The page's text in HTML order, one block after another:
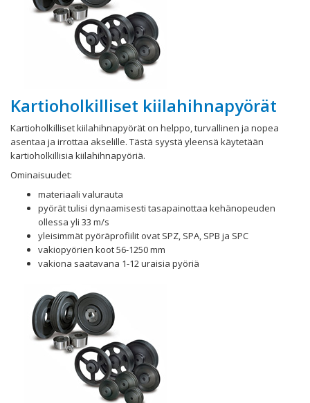
Kartioholkilliset kiilahihnapyörät
Kartioholkilliset kiilahihnapyörät on helppo, turvallinen ja nopea
asentaa ja irrottaa akselille. Tästä syystä yleensä käytetään
kartioholkillisia kiilahihnapyöriä.
Ominaisuudet:
materiaali valurauta
pyörät tulisi dynaamisesti tasapainottaa kehänopeuden
ollessa yli 33 m/s
yleisimmät pyöräprofiilit ovat SPZ, SPA, SPB ja SPC
vakiopyörien koot 56-1250 mm
vakiona saatavana 1-12 uraisia pyöriä